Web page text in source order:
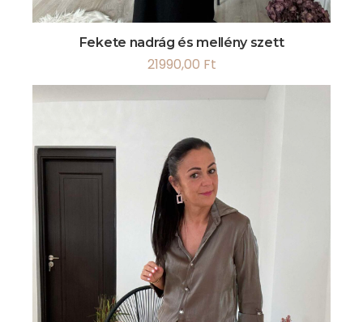
Fekete nadrág és mellény szett
21990,00 Ft